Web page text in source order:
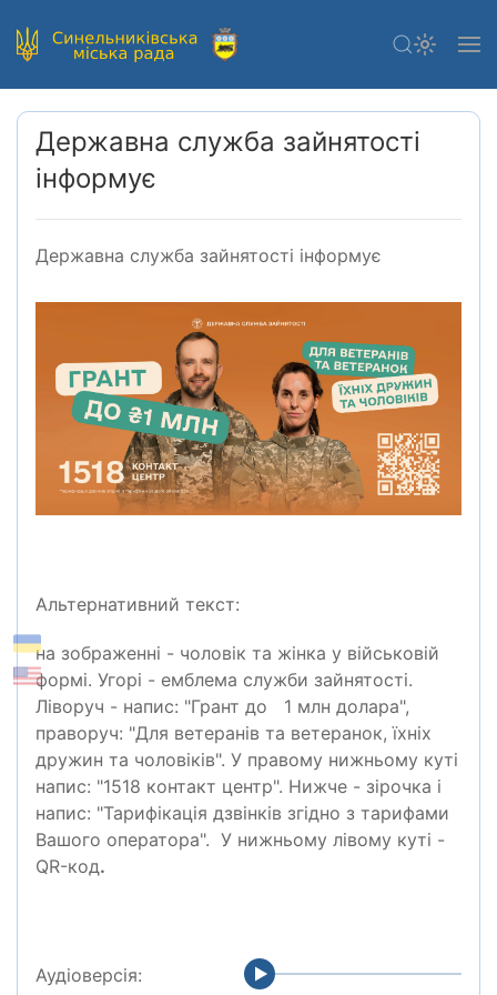
Державна служба зайнятості
інформує
Державна служба зайнятості інформує
Альтернативний текст:
на зображенні - чоловік та жінка у військовій
формі. Угорі - емблема служби зайнятості.
Ліворуч - напис: "Грант до 1 млн долара",
праворуч: "Для ветеранів та ветеранок, їхніх
дружин та чоловіків". У правому нижньому куті
напис: "1518 контакт центр". Нижче - зірочка і
напис: "Тарифікація дзвінків згідно з тарифами
Вашого оператора". У нижньому лівому куті -
QR-код.
Аудіоверсія: